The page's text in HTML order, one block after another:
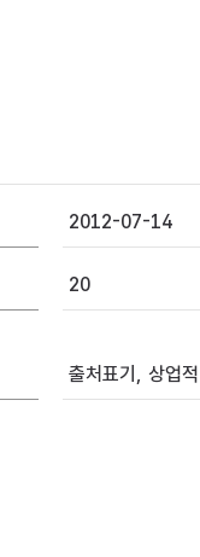
2012-07-14
20
출처표기, 상업